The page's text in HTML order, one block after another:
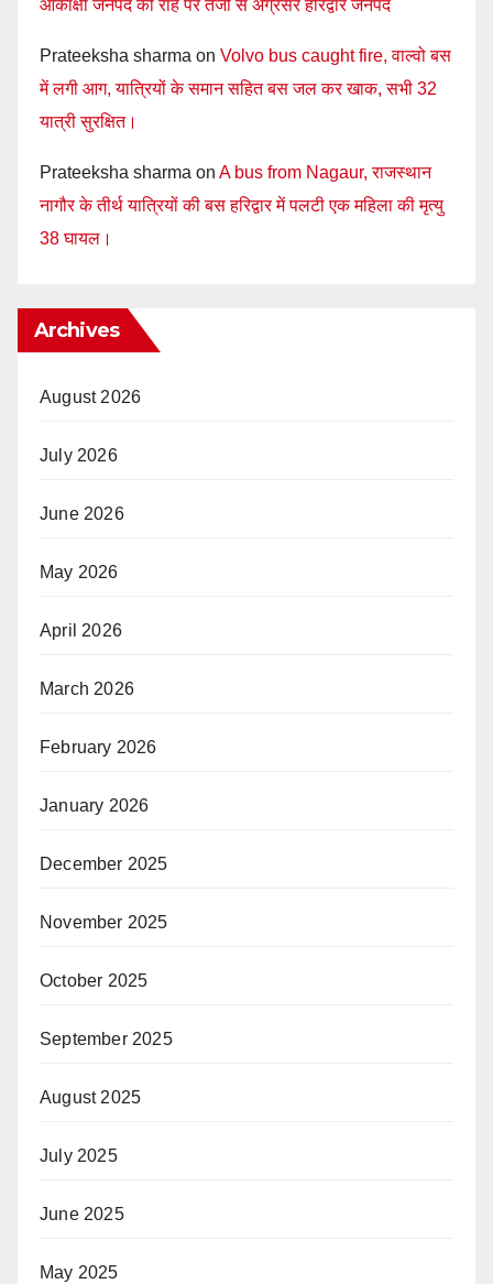
आकांक्षी जनपद की राह पर तेजी से अग्रसर हरिद्वार जनपद
Prateeksha sharma on Volvo bus caught fire, वाल्वो बस
में लगी आग, यात्रियों के समान सहित बस जल कर खाक, सभी 32
यात्री सुरक्षित।
Prateeksha sharma on A bus from Nagaur, राजस्थान
नागौर के तीर्थ यात्रियों की बस हरिद्वार में पलटी एक महिला की मृत्यु
38 घायल।
Archives
August 2026
July 2026
June 2026
May 2026
April 2026
March 2026
February 2026
January 2026
December 2025
November 2025
October 2025
September 2025
August 2025
July 2025
June 2025
May 2025